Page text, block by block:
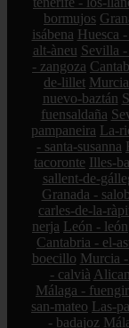
bormujos
isábena Huesca
alt-àneu Sevilla
- zangoza
de-lillet
nuevo-baztán
fuensaldaña
pampaneira La-
- santa-susanna
tacoronte Illes-
sallent-de-
Granada -
carles-de-la-
nerja León - león
Cantabria - el-
boecillo Murcia
- calvià
Málaga -
san-mateo Las-
- badajoz